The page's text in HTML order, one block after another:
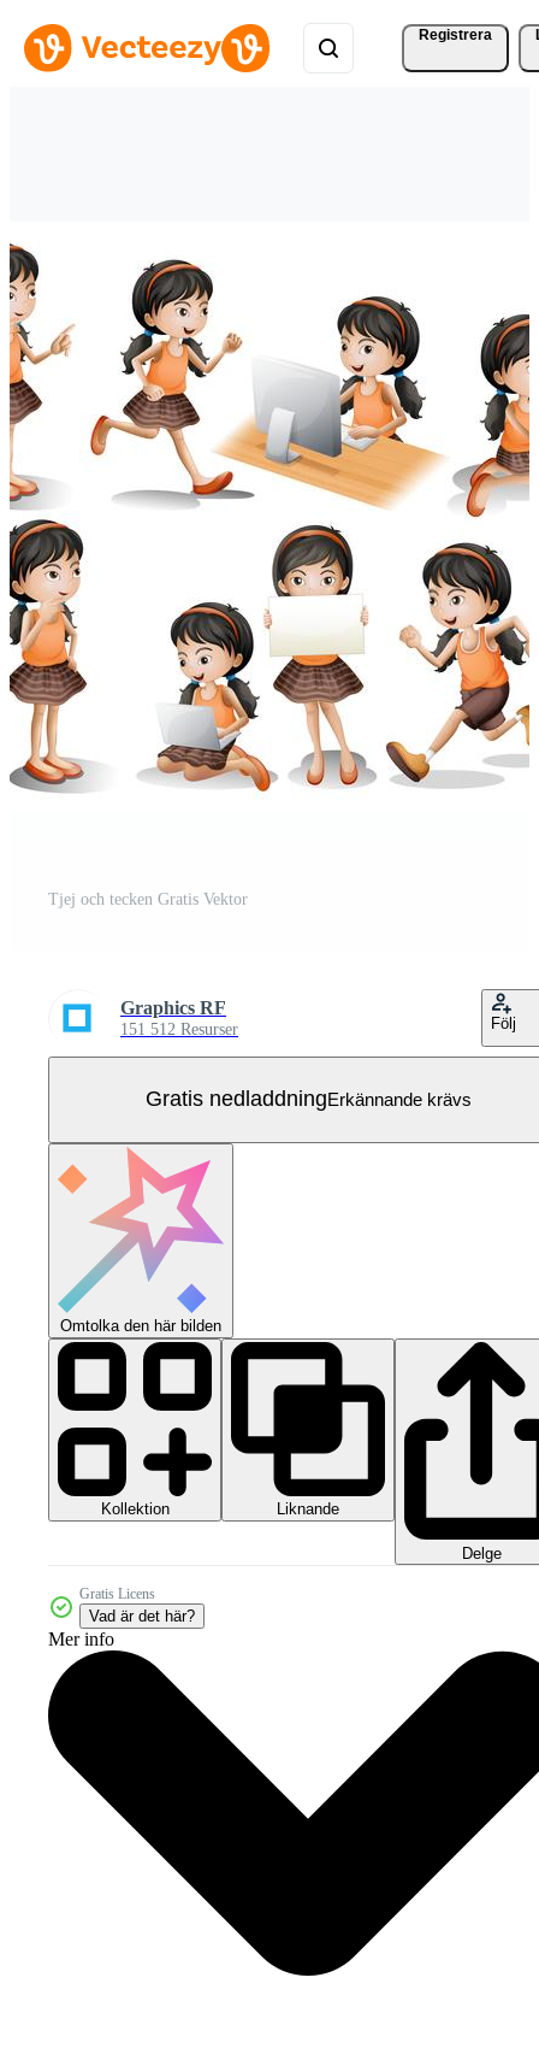
Registrera
Tjej och tecken Gratis Vektor
Graphics RF
151 512 Resurser Följ
Gratis nedladdningErkännande krävs
Omtolka den här bilden
Kollektion Liknande
Delge
Gratis Licens
Vad är det här?
Mer info